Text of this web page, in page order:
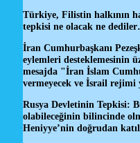
Türkiye, Filistin halkının
tepkisi ne olacak ne
İran Cumhurbaşkanı
eylemleri desteklemesinin
mesajda "İran İslam
vermeyecek ve İsrail rejimi
Rusya Devletinin Tepkisi:
olabileceğinin bilincinde
Heniyye’nin doğrudan